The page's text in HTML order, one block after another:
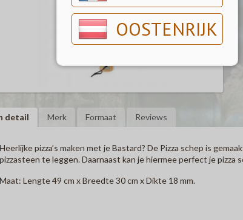
OOSTENRIJK
detail Merk Formaat Reviews
Heerlijke pizza’s maken met je Bastard? De Pizza schep is
pizzasteen te leggen.Daarnaast kan je hiermee perfect je pizza
Maat: Lengte 49 cm x Breedte 30 cm x Dikte 18 mm.